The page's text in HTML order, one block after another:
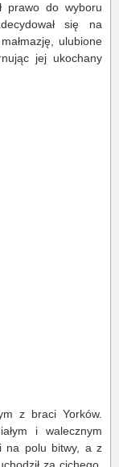
prawo do wyboru
się na
ulubione
jej ukochany
z braci Yorków.
i walecznym
na polu bitwy, a z